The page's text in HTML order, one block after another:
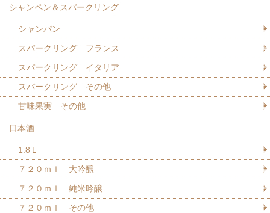
シャンペン＆スパークリング
シャンパン
スパークリング フランス
スパークリング イタリア
スパークリング その他
甘味果実 その他
日本酒
1.8Ｌ
７２０ｍｌ 大吟醸
７２０ｍｌ 純米吟醸
７２０ｍｌ その他